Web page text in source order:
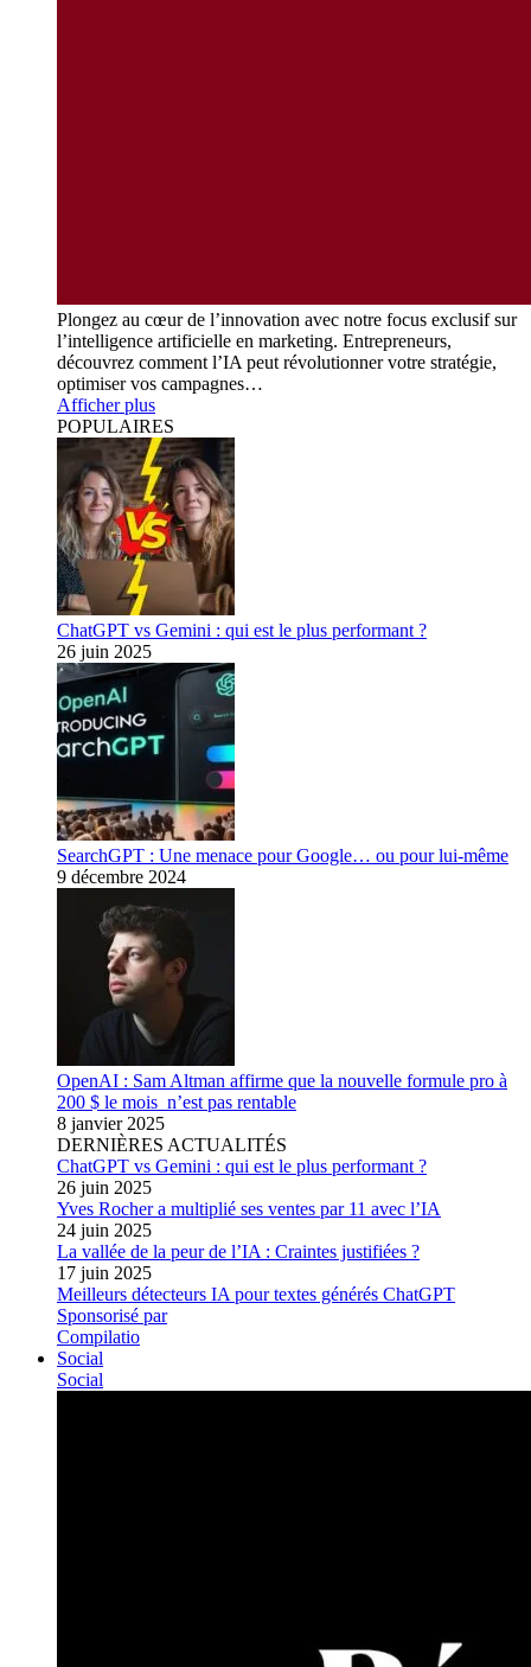
Plongez au cœur de l’innovation avec notre focus exclusif sur
l’intelligence artificielle en marketing. Entrepreneurs,
découvrez comment l’IA peut révolutionner votre stratégie,
optimiser vos campagnes…
Afficher plus
POPULAIRES
ChatGPT vs Gemini : qui est le plus performant ?
26 juin 2025
SearchGPT : Une menace pour Google… ou pour lui-même
9 décembre 2024
OpenAI : Sam Altman affirme que la nouvelle formule pro à
200 $ le mois n’est pas rentable
8 janvier 2025
DERNIÈRES ACTUALITÉS
ChatGPT vs Gemini : qui est le plus performant ?
26 juin 2025
Yves Rocher a multiplié ses ventes par 11 avec l’IA
24 juin 2025
La vallée de la peur de l’IA : Craintes justifiées ?
17 juin 2025
Meilleurs détecteurs IA pour textes générés ChatGPT
Sponsorisé par
Compilatio
Social
Social